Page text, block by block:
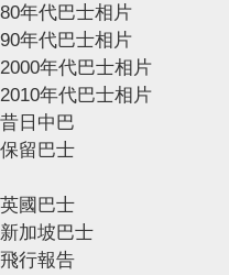
80年代巴士相片
90年代巴士相片
2000年代巴士相片
2010年代巴士相片
昔日中巴
保留巴士
英國巴士
新加坡巴士
飛行報告